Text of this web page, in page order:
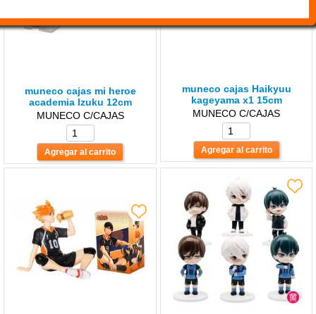
muneco cajas mi heroe
academia lzuku 12cm
MUNECO C/CAJAS
muneco cajas Haikyuu
kageyama x1 15cm
MUNECO C/CAJAS